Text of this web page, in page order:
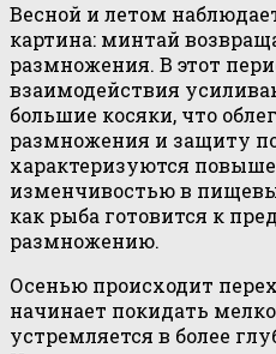
Весной и летом
картина: минтай
размножения. В этот
взаимодействия
большие косяки, что
размножения и защиту
характеризуются
изменчивостью в
как рыба готовится к
размножению.
Осенью происходит
начинает покидать
устремляется в более